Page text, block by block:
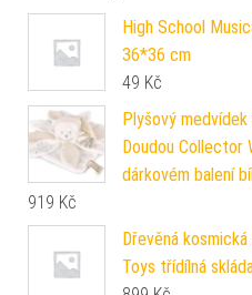
High School
36*36 cm
49 Kč
Plyšový medvídek
Doudou Collector
dárkovém balení
919 Kč
Dřevěná
Toys třídílná